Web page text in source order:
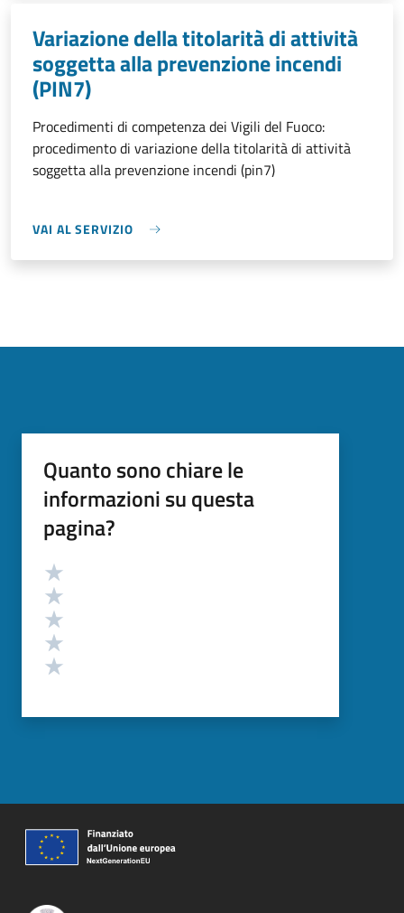
Variazione della titolarità di attività
soggetta alla prevenzione incendi
(PIN7)
Procedimenti di competenza dei Vigili del Fuoco:
procedimento di variazione della titolarità di attività
soggetta alla prevenzione incendi (pin7)
VAI AL SERVIZIO
Quanto sono chiare le
informazioni su questa
pagina?
Valutazione